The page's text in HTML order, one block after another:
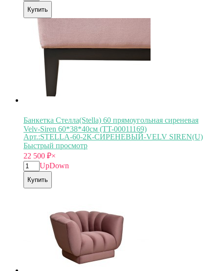
Купить
Банкетка Стелла(Stella) 60 прямоугольная сиреневая
Velv-Siren 60*38*40см (TT-00011169)
Арт.:STELLA-60-2К-СИРЕНЕВЫЙ-VELV SIREN(U)
Быстрый просмотр
22 500 ₽×
UpDown
Купить